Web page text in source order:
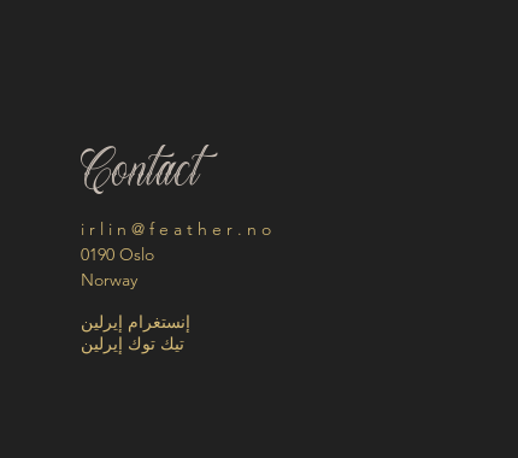
Contact
i r l i n @ f e a t h e r . n o
0190 Oslo
Norway
إنستغرام إيرلين
تيك توك إيرلين